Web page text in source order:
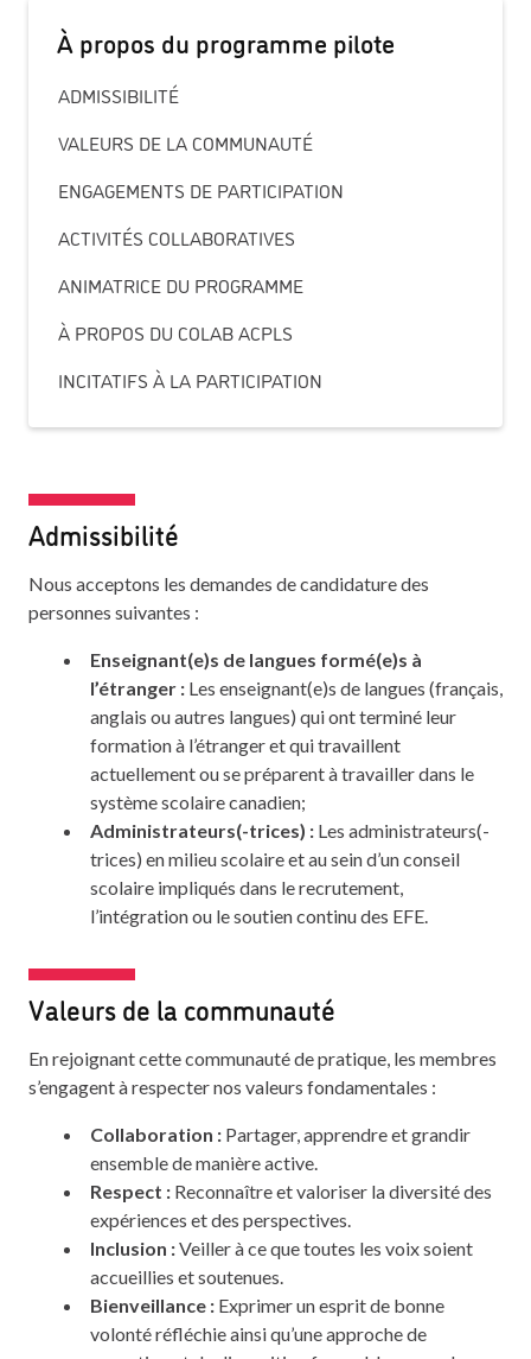
À propos du programme pilote
ADMISSIBILITÉ
VALEURS DE LA COMMUNAUTÉ
ENGAGEMENTS DE PARTICIPATION
ACTIVITÉS COLLABORATIVES
ANIMATRICE DU PROGRAMME
À PROPOS DU COLAB ACPLS
INCITATIFS À LA PARTICIPATION
Admissibilité
Nous acceptons les demandes de candidature des
personnes suivantes :
Enseignant(e)s de langues formé(e)s à
l’étranger : Les enseignant(e)s de langues (français,
anglais ou autres langues) qui ont terminé leur
formation à l’étranger et qui travaillent
actuellement ou se préparent à travailler dans le
système scolaire canadien;
Administrateurs(-trices) : Les administrateurs(-
trices) en milieu scolaire et au sein d’un conseil
scolaire impliqués dans le recrutement,
l’intégration ou le soutien continu des EFE.
Valeurs de la communauté
En rejoignant cette communauté de pratique, les membres
s’engagent à respecter nos valeurs fondamentales :
Collaboration : Partager, apprendre et grandir
ensemble de manière active.
Respect : Reconnaître et valoriser la diversité des
expériences et des perspectives.
Inclusion :Veiller à ce que toutes les voix soient
accueillies et soutenues.
Bienveillance : Exprimer un esprit de bonne
volonté réfléchie ainsi qu’une approche de